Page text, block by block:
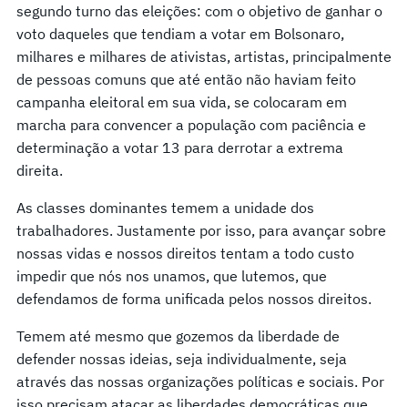
segundo turno das eleições: com o objetivo de ganhar o
voto daqueles que tendiam a votar em Bolsonaro,
milhares e milhares de ativistas, artistas, principalmente
de pessoas comuns que até então não haviam feito
campanha eleitoral em sua vida, se colocaram em
marcha para convencer a população com paciência e
determinação a votar 13 para derrotar a extrema
direita.
As classes dominantes temem a unidade dos
trabalhadores. Justamente por isso, para avançar sobre
nossas vidas e nossos direitos tentam a todo custo
impedir que nós nos unamos, que lutemos, que
defendamos de forma unificada pelos nossos direitos.
Temem até mesmo que gozemos da liberdade de
defender nossas ideias, seja individualmente, seja
através das nossas organizações políticas e sociais. Por